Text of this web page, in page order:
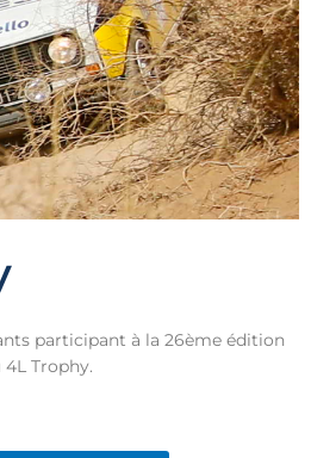
participant à la 26ème édition
Trophy.